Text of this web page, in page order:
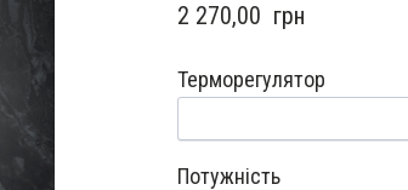
2 270,00  грн
Терморегулятор
Потужність